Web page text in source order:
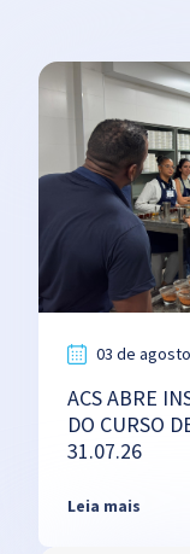
03 de
ACS ABRE
DO CURSO
31.07.26
Leia mais